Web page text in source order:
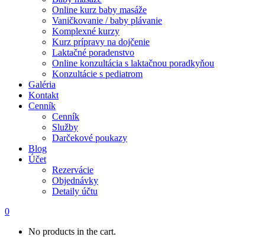
Online kurz baby masáže
Vaničkovanie / baby plávanie
Komplexné kurzy
Kurz prípravy na dojčenie
Laktačné poradenstvo
Online konzultácia s laktačnou poradkyňou
Konzultácie s pediatrom
Galéria
Kontakt
Cenník
Cenník
Služby
Darčekové poukazy
Blog
Účet
Rezervácie
Objednávky
Detaily účtu
0
No products in the cart.